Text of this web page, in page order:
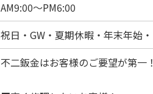
AM9:00～PM6:00
祝日・GW・夏期休暇・年末年始・
不二鈑金はお客様のご要望が第一！